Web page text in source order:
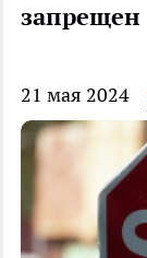
запрещен
21 мая 2024